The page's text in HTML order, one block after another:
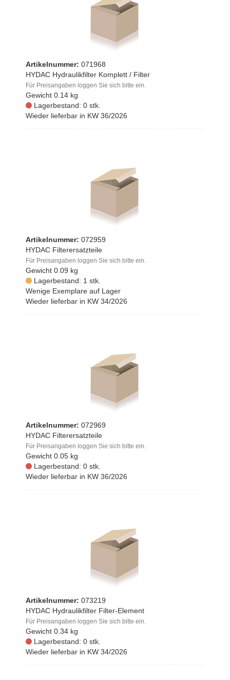
Artikelnummer: 071968
HYDAC Hydraulikfilter Komplett / Filter
Für Preisangaben loggen Sie sich bitte ein.
Gewicht 0.14 kg
Lagerbestand: 0 stk.
Wieder lieferbar in KW 36/2026
Artikelnummer: 072959
HYDAC Filterersatzteile
Für Preisangaben loggen Sie sich bitte ein.
Gewicht 0.09 kg
Lagerbestand: 1 stk.
Wenige Exemplare auf Lager
Wieder lieferbar in KW 34/2026
Artikelnummer: 072969
HYDAC Filterersatzteile
Für Preisangaben loggen Sie sich bitte ein.
Gewicht 0.05 kg
Lagerbestand: 0 stk.
Wieder lieferbar in KW 36/2026
Artikelnummer: 073219
HYDAC Hydraulikfilter Filter-Element
Für Preisangaben loggen Sie sich bitte ein.
Gewicht 0.34 kg
Lagerbestand: 0 stk.
Wieder lieferbar in KW 34/2026